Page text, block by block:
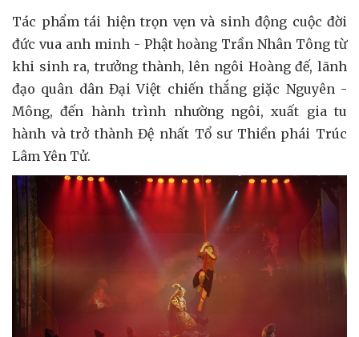
Tác phẩm tái hiện trọn vẹn và sinh động cuộc đời
đức vua anh minh - Phật hoàng Trần Nhân Tông từ
khi sinh ra, trưởng thành, lên ngôi Hoàng đế, lãnh
đạo quân dân Đại Việt chiến thắng giặc Nguyên -
Mông, đến hành trình nhường ngôi, xuất gia tu
hành và trở thành Đệ nhất Tổ sư Thiền phái Trúc
Lâm Yên Tử.